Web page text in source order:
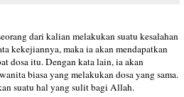
dari kalian melakukan suatu kesalahan
kekejiannya, maka ia akan mendapatkan
dosa itu. Dengan kata lain, ia akan
biasa yang melakukan dosa yang sama.
suatu hal yang sulit bagi Allah.